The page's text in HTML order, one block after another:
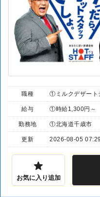
職種 ①ミルクデザート
給与 ①時給1,300円～
勤務地 ①北海道千歳市
更新 2026-08-05
お気に入り追加